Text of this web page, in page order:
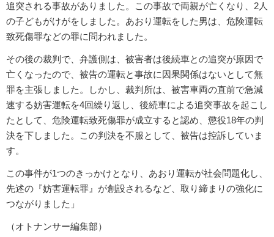
追突される事故がありました。この事故で両親が亡くなり、2人
の子どもがけがをしました。あおり運転をした男は、危険運転
致死傷罪などの罪に問われました。
その後の裁判で、弁護側は、被害者は後続車との追突が原因で
亡くなったので、被告の運転と事故に因果関係はないとして無
罪を主張しました。しかし、裁判所は、被害車両の直前で急減
速する妨害運転を4回繰り返し、後続車による追突事故を起こし
たとして、危険運転致死傷罪が成立すると認め、懲役18年の判
決を下しました。この判決を不服として、被告は控訴していま
す。
この事件が1つのきっかけとなり、あおり運転が社会問題化し、
先述の『妨害運転罪』が創設されるなど、取り締まりの強化に
つながりました」
（オトナンサー編集部）